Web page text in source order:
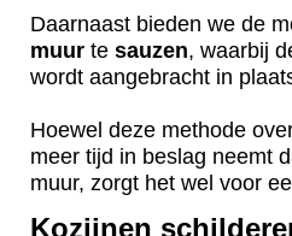
Daarnaast bieden we de
muur te sauzen, waarbij
wordt aangebracht in
Hoewel deze methode
meer tijd in beslag neemt
muur, zorgt het wel voor
Kozijnen